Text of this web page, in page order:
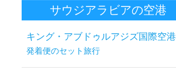
サウジアラビアの空港
キング・アブドゥルアジズ国際空港
発着便のセット旅行